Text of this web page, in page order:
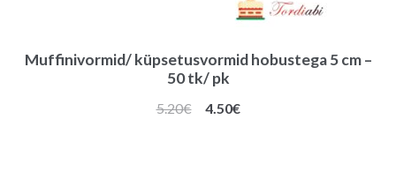
Muffinivormid/ küpsetusvormid hobustega 5 cm –
50 tk/ pk
5.20€
Algne
4.50€Praegune